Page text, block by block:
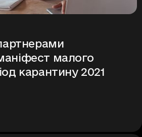
малого
карантину 2021